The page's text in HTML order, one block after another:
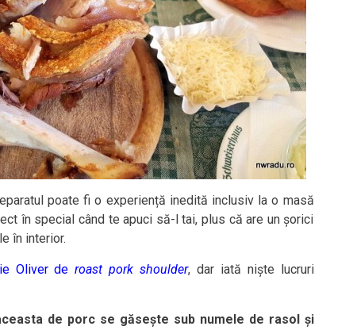
poate fi o experiență inedită inclusiv la o masă
în special când te apuci să-l tai, plus că are un șorici
în interior.
Oliver deroast pork shoulder, dar iată niște lucruri
de porc se găsește sub numele de rasol și